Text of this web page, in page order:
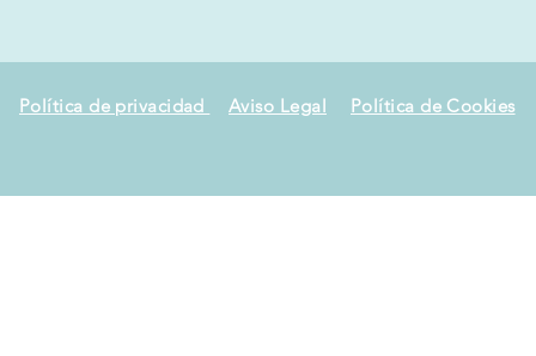
Política de privacidad Aviso Legal Política de Cookies